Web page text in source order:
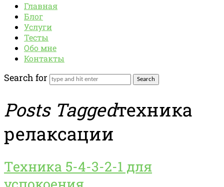
Главная
Блог
Услуги
Тесты
Обо мне
Контакты
Search for
Posts Taggedтехника
релаксации
Техника 5-4-3-2-1 для